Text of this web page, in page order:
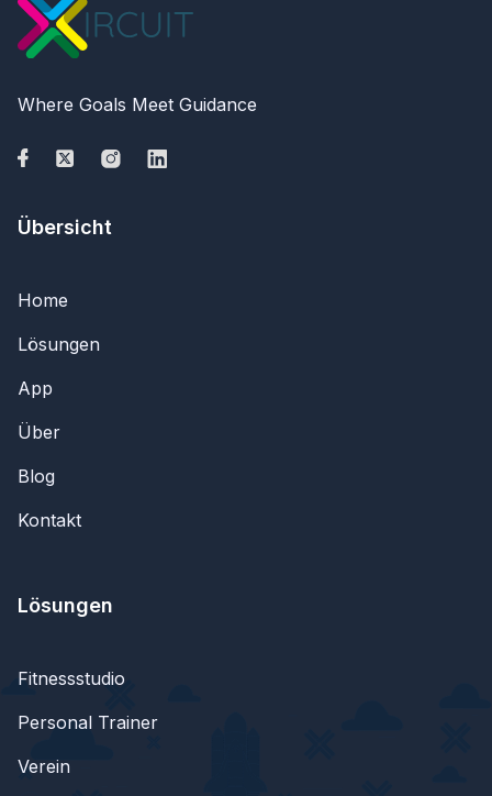
Where Goals Meet Guidance
Übersicht
Home
Lösungen
App
Über
Blog
Kontakt
Lösungen
Fitnessstudio
Personal Trainer
Verein